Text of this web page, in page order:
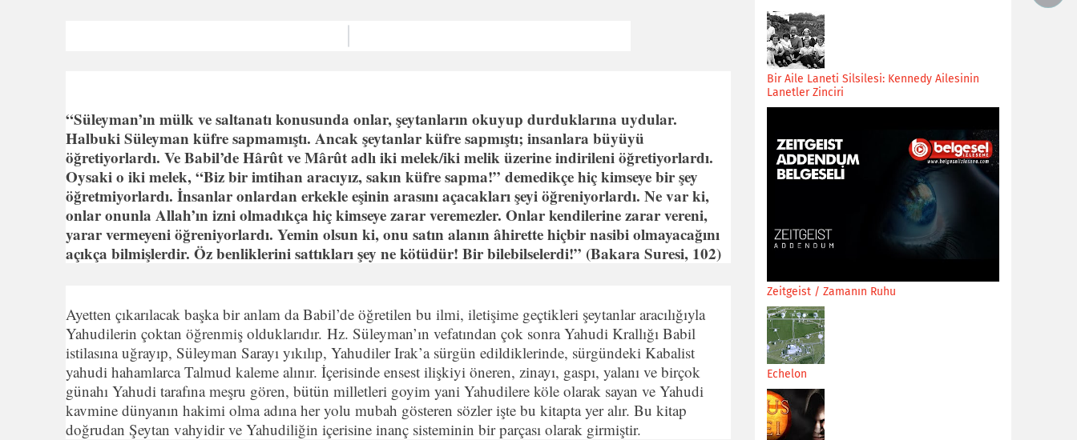
“Süleyman’ın mülk ve saltanatı konusunda onlar, şeytanların okuyup durduklarına uydular.
Halbuki Süleyman küfre sapmamıştı. Ancak şeytanlar küfre sapmıştı; insanlara büyüyü
öğretiyorlardı. Ve Babil’de Hârût ve Mârût adlı iki melek/iki melik üzerine indirileni öğretiyorlardı.
Oysaki o iki melek, “Biz bir imtihan aracıyız, sakın küfre sapma!” demedikçe hiç kimseye bir şey
öğretmiyorlardı. İnsanlar onlardan erkekle eşinin arasını açacakları şeyi öğreniyorlardı. Ne var ki,
onlar onunla Allah’ın izni olmadıkça hiç kimseye zarar veremezler. Onlar kendilerine zarar vereni,
yarar vermeyeni öğreniyorlardı. Yemin olsun ki, onu satın alanın âhirette hiçbir nasibi olmayacağını
açıkça bilmişlerdir. Öz benliklerini sattıkları şey ne kötüdür! Bir bilebilselerdi!” (Bakara Suresi, 102)
Ayetten çıkarılacak başka bir anlam da Babil’de öğretilen bu ilmi, iletişime geçtikleri şeytanlar aracılığıyla
Yahudilerin çoktan öğrenmiş olduklarıdır. Hz. Süleyman’ın vefatından çok sonra Yahudi Krallığı Babil
istilasına uğrayıp, Süleyman Sarayı yıkılıp, Yahudiler Irak’a sürgün edildiklerinde, sürgündeki Kabalist
yahudi hahamlarca Talmud kaleme alınır. İçerisinde ensest ilişkiyi öneren, zinayı, gaspı, yalanı ve birçok
günahı Yahudi tarafına meşru gören, bütün milletleri goyim yani Yahudilere köle olarak sayan ve Yahudi
kavmine dünyanın hakimi olma adına her yolu mubah gösteren sözler işte bu kitapta yer alır. Bu kitap
doğrudan Şeytan vahyidir ve Yahudiliğin içerisine inanç sisteminin bir parçası olarak girmiştir.
Bir Aile Laneti Silsilesi: Kennedy Ailesinin
Lanetler Zinciri
Zeitgeist / Zamanın Ruhu
Echelon